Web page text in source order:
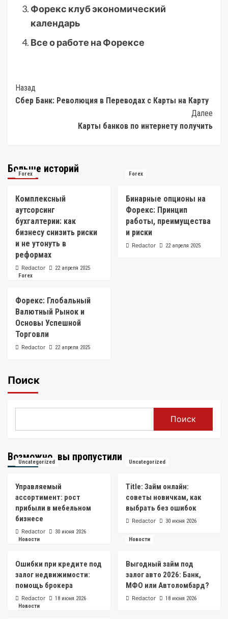
Форекс клуб экономический
календарь
Все о работе на Форексе
Post
Navigation
Назад
Сбер Банк: Революция в Переводах с Карты на Карту
Далее
Карты банков по интернету получить
Больше историй
Forex
Комплексный
аутсорсинг
бухгалтерии: как
бизнесу снизить риски
и не утонуть в
реформах
Redactor 22 апреля 2025
Forex
Бинарные опционы на
Форекс: Принцип
работы, преимущества
и риски
Redactor 22 апреля 2025
Forex
Форекс: Глобальный
Валютный Рынок и
Основы Успешной
Торговли
Redactor 22 апреля 2025
Поиск
Поиск
Возможно, вы пропустили
Uncategorized
Управляемый
ассортимент: рост
прибыли в мебельном
бизнесе
Redactor 30 июня 2026
Uncategorized
Title: Займ онлайн:
советы новичкам, как
выбрать без ошибок
Redactor 30 июня 2026
Новости
Ошибки при кредите под
залог недвижимости:
помощь брокера
Redactor 18 июня 2026
Новости
Выгодный займ под
залог авто 2026: Банк,
МФО или Автоломбард?
Redactor
18 июня 2026
Новости